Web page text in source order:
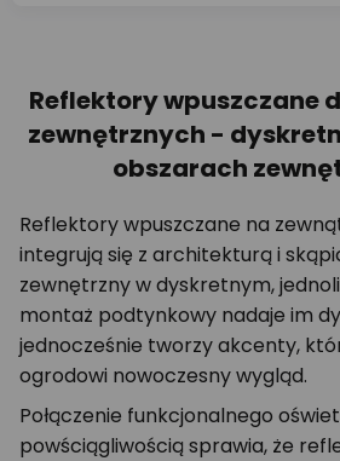
Reflektory wpuszczane
zewnętrznych -
obszarach
Reflektory wpuszczane na
integrują się z architekturą i
zewnętrzny w dyskretnym,
montaż podtynkowy nadaje im
jednocześnie tworzy akcenty,
ogrodowi nowoczesny wygląd.
Połączenie funkcjonalnego
powściągliwością sprawia, że